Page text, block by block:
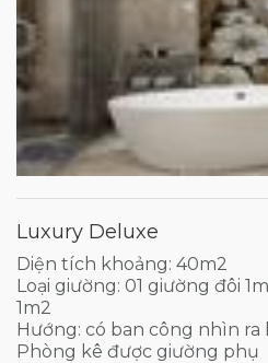
Luxury Deluxe
Diện tích khoảng: 40m2
Loại giường: 01 giường đôi
1m2
Hướng: có ban công nhìn
Phòng kê được giường phụ